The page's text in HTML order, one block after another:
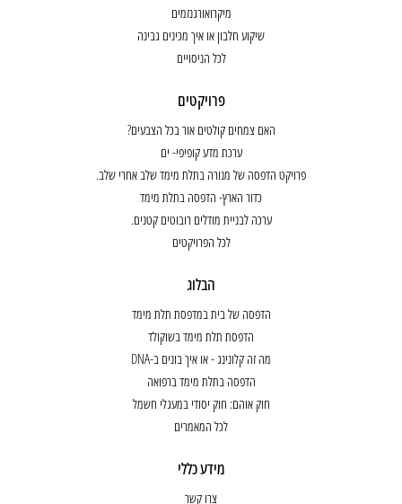
מיקרואורגנזמים
שיקוע חלבון או איך מכינים גבינה
לכל הניסויים
פרויקטים
האם צמחים קולטים אור בכל הצבעים?
ערכת מדע קופיפי- ים
פרויקט הדפסה של מנורה בתלת מימד שלב אחרי שלב.
כדור הארץ- הדפסה בתלת מימד
ערכה לבניית מודלים רובוטים קטנים.
לכל הפרויקטים
הבלוג
הדפסה של בית במדפסת תלת מימד
הדפסת תלת מימד בשוקולד
מה זה קלונינג - או איך בונים ב-DNA
הדפסה בתלת מימד ברפואה
חוק אוהם: חוק יסודי במעגלי חשמל
לכל המאמרים
מידע כללי
צרו קשר